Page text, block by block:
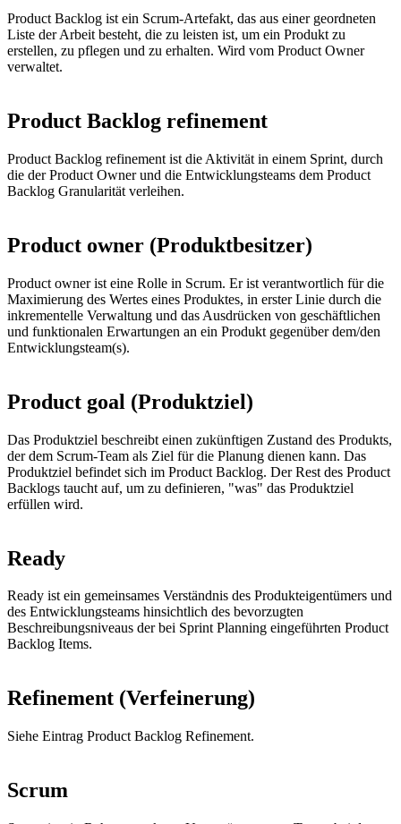
Product Backlog ist ein Scrum-Artefakt, das aus einer geordneten
Liste der Arbeit besteht, die zu leisten ist, um ein Produkt zu
erstellen, zu pflegen und zu erhalten. Wird vom Product Owner
verwaltet.
Product Backlog refinement
Product Backlog refinement ist die Aktivität in einem Sprint, durch
die der Product Owner und die Entwicklungsteams dem Product
Backlog Granularität verleihen.
Product owner (Produktbesitzer)
Product owner ist eine Rolle in Scrum. Er ist verantwortlich für die
Maximierung des Wertes eines Produktes, in erster Linie durch die
inkrementelle Verwaltung und das Ausdrücken von geschäftlichen
und funktionalen Erwartungen an ein Produkt gegenüber dem/den
Entwicklungsteam(s).
Product goal (Produktziel)
Das Produktziel beschreibt einen zukünftigen Zustand des Produkts,
der dem Scrum-Team als Ziel für die Planung dienen kann. Das
Produktziel befindet sich im Product Backlog. Der Rest des Product
Backlogs taucht auf, um zu definieren, "was" das Produktziel
erfüllen wird.
Ready
Ready ist ein gemeinsames Verständnis des Produkteigentümers und
des Entwicklungsteams hinsichtlich des bevorzugten
Beschreibungsniveaus der bei Sprint Planning eingeführten Product
Backlog Items.
Refinement (Verfeinerung)
Siehe Eintrag Product Backlog Refinement.
Scrum